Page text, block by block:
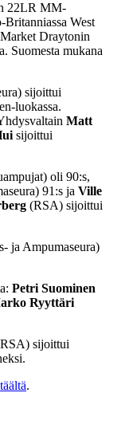
22LR MM-
West
Draytonin
Suomesta mukana
sijoittui
luokassa.
Matt
sijoittui
oli 90:s,
91:s ja Ville
(RSA) sijoittui
ja Ampumaseura)
Petri Suominen
Ryyttäri
sijoittui
täältä.